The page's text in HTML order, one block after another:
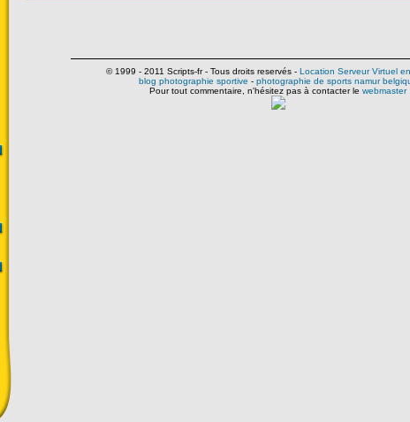
© 1999 - 2011 Scripts-fr - Tous droits reservés - Location Serveur Virtuel
blog photographie sportive - photographie de sports namur
Pour tout commentaire, n'hésitez pas à contacter le webmaster